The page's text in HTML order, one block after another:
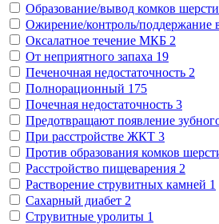
Образование/вывод комков шерсти
Ожирение/контроль/поддержание
Оксалатное течение МКБ 2
От неприятного запаха 19
Печеночная недостаточность 2
Полнорационный 175
Почечная недостаточность 3
Предотвращают появление
При расстройстве ЖКТ 3
Против образования комков
Расстройство пищеварения 2
Растворение струвитных камней 1
Сахарный диабет 2
Струвитные уролиты 1